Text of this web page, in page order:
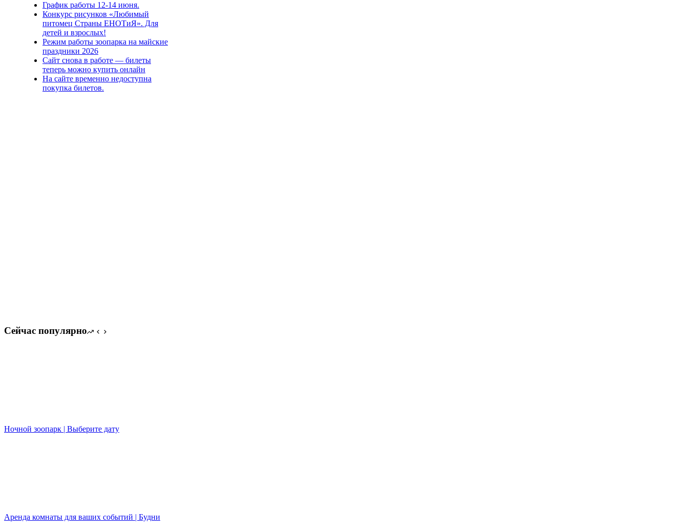
График работы 12-14 июня.
Конкурс рисунков «Любимый
питомец Страны ЕНОТиЯ». Для
детей и взрослых!
Режим работы зоопарка на майские
праздники 2026
Сайт снова в работе — билеты
теперь можно купить онлайн
На сайте временно недоступна
покупка билетов.
Сейчас популярно
Ночной зоопарк | Выберите дату
Аренда комнаты для ваших событий | Будни